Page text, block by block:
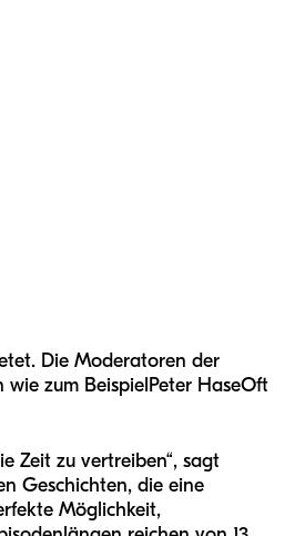
Die Moderatoren der
wie zum Beispiel Peter HaseOft
Zeit zu vertreiben“, sagt
Geschichten, die eine
Möglichkeit,